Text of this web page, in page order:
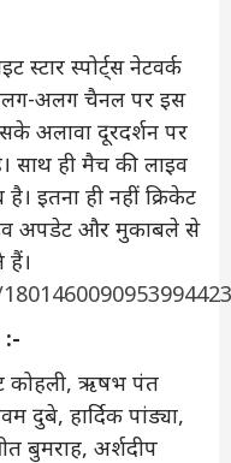
स्टार स्पोर्ट्स नेटवर्क
अलग चैनल पर इस
अलावा दूरदर्शन पर
साथ ही मैच की लाइव
है। इतना ही नहीं क्रिकेट
अपडेट और मुकाबले से
हैं।
:-
कोहली, ऋषभ पंत
दुबे, हार्दिक पांड्या,
बुमराह, अर्शदीप